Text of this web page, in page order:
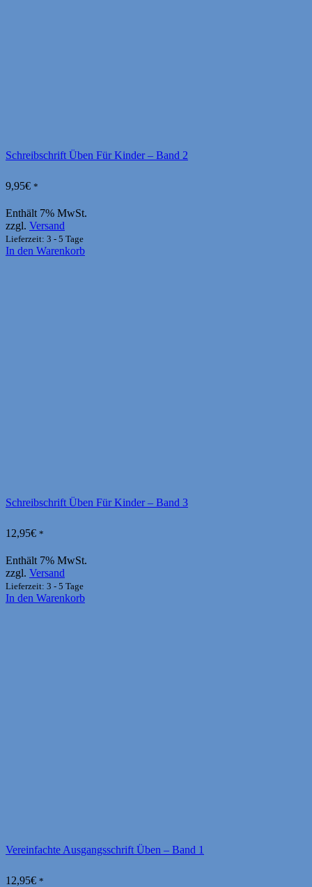
Schreibschrift Üben Für Kinder – Band 2
9,95€ *
Enthält 7% MwSt.
zzgl. Versand
Lieferzeit: 3 - 5 Tage
In den Warenkorb
Schreibschrift Üben Für Kinder – Band 3
12,95€ *
Enthält 7% MwSt.
zzgl. Versand
Lieferzeit: 3 - 5 Tage
In den Warenkorb
Vereinfachte Ausgangsschrift Üben – Band 1
12,95€ *